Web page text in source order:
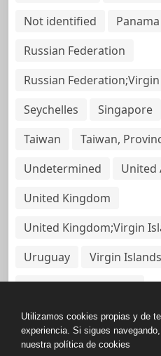
Not identified
Panama
Russian Federation
Russian
Seychelles
Singapore
Taiwan
Taiwan,
Undetermined
United
United Kingdom
United Kingdom;Virgin
Uruguay
Virgin Islands
Virgin Islands, British
Utilizamos cookies propias y de
experiencia. Si sigues
nuestra política de cookies